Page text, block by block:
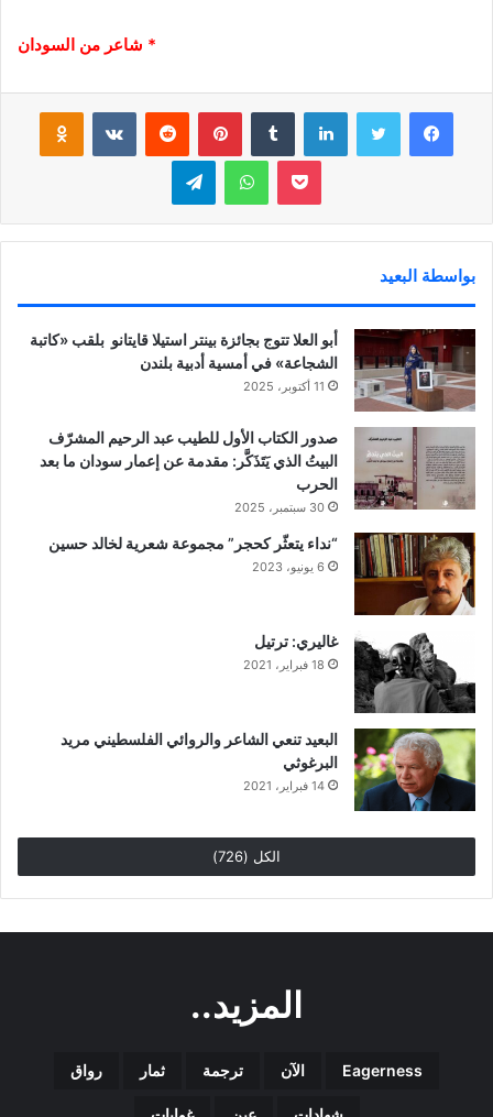
* شاعر من السودان
فيسبوك لينكدإن بينتيريست
بوكيت واتساب تيلقرام
بواسطة البعيد
أبو العلا تتوج بجائزة بينتر استيلا قايتانو بلقب «كاتبة
الشجاعة» في أمسية أدبية بلندن
11 أكتوبر، 2025
صدور الكتاب الأول للطيب عبد الرحيم المشرّف
البيتُ الذي يَتَذَكَّر: مقدمة عن إعمار سودان ما بعد
الحرب
30 سبتمبر، 2025
“نداء يتعثّر كحجر” مجموعة شعرية لخالد حسين
6 يونيو، 2023
غاليري: ترتيل
18 فبراير، 2021
البعيد تنعي الشاعر والروائي الفلسطيني مريد
البرغوثي
14 فبراير، 2021
الكل (726)
المزيد..
Eagerness الآن ترجمة ثمار رواق